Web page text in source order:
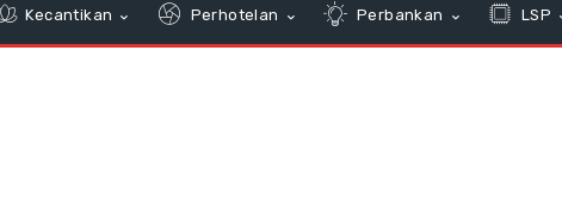
Kecantikan Perhotelan Perbankan LSP